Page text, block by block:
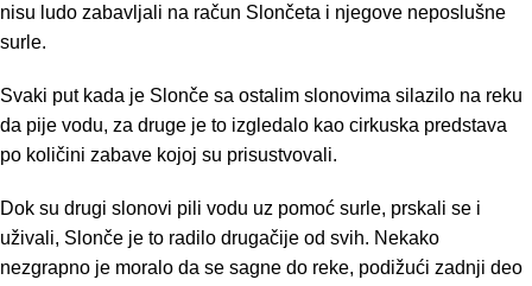
nisu ludo zabavljali na račun Slončeta i njegove neposlušne
surle.
Svaki put kada je Slonče sa ostalim slonovima silazilo na reku
da pije vodu, za druge je to izgledalo kao cirkuska predstava
po količini zabave kojoj su prisustvovali.
Dok su drugi slonovi pili vodu uz pomoć surle, prskali se i
uživali, Slonče je to radilo drugačije od svih. Nekako
nezgrapno je moralo da se sagne do reke, podižući zadnji deo